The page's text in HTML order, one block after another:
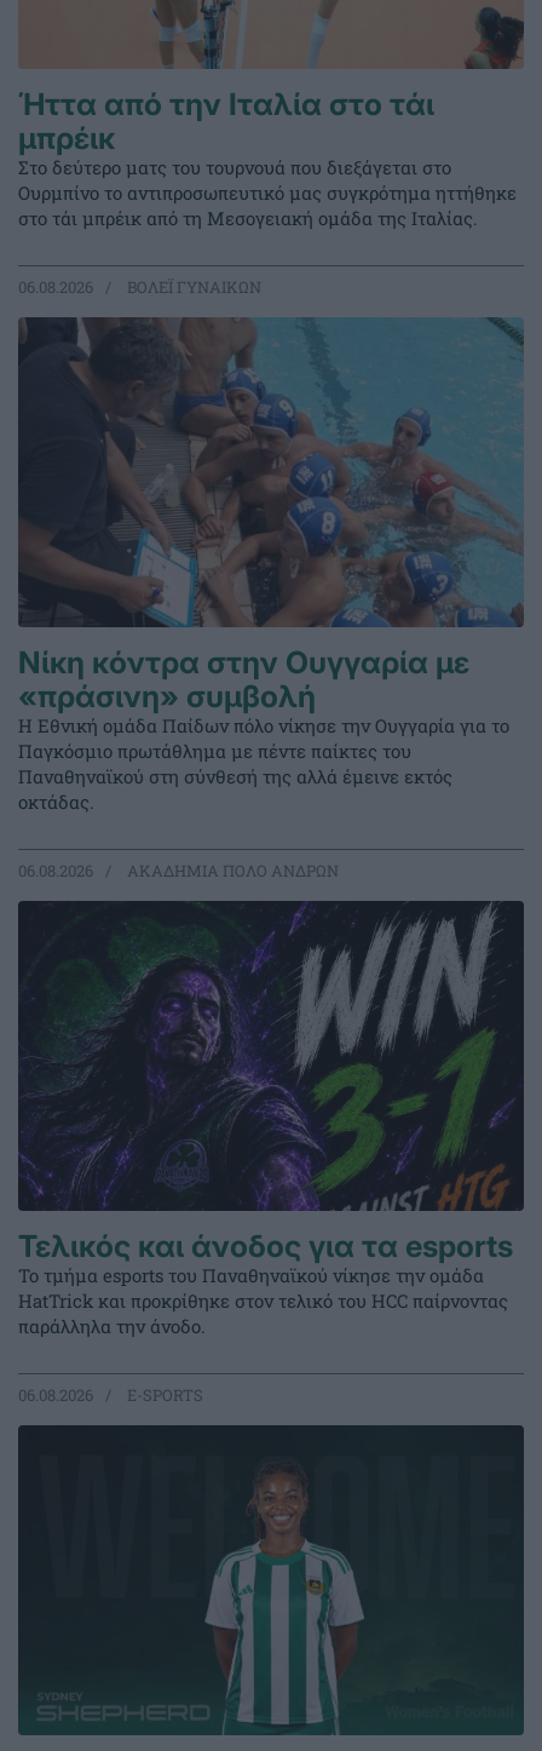
Ήττα από την Ιταλία στο τάι
μπρέικ
Στο δεύτερο ματς του τουρνουά που διεξάγεται στο
Ουρμπίνο το αντιπροσωπευτικό μας συγκρότημα ηττήθηκε
στο τάι μπρέικ από τη Μεσογειακή ομάδα της Ιταλίας.
06.08.2026 ΒΟΛΕΪ ΓΥΝΑΙΚΩΝ
Νίκη κόντρα στην Ουγγαρία με
«πράσινη» συμβολή
Η Εθνική ομάδα Παίδων πόλο νίκησε την Ουγγαρία για το
Παγκόσμιο πρωτάθλημα με πέντε παίκτες του
Παναθηναϊκού στη σύνθεσή της αλλά έμεινε εκτός
οκτάδας.
06.08.2026 ΑΚΑΔΗΜΙΑ ΠΟΛΟ ΑΝΔΡΩΝ
Τελικός και άνοδος για τα esports
Το τμήμα esports του Παναθηναϊκού νίκησε την ομάδα
HatTrick και προκρίθηκε στον τελικό του HCC παίρνοντας
παράλληλα την άνοδο.
06.08.2026 E-SPORTS